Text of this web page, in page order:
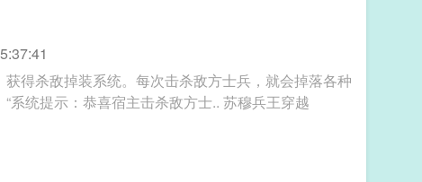
得杀敌掉装系统。每次击杀敌方士兵，就会掉落各种
物资，解锁成就，更能得到系统丰厚的奖励。“系统提示：恭喜宿主击杀敌方士.. 苏穆兵王穿越